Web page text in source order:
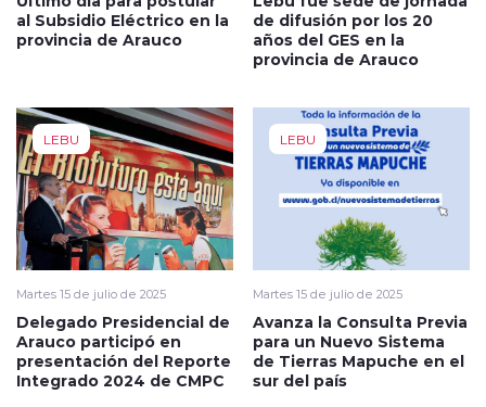
al Subsidio Eléctrico en la
provincia de Arauco
de difusión por los 20
años del GES en la
provincia de Arauco
LEBU
Martes 15 de julio de 2025
Delegado Presidencial de
Arauco participó en
presentación del Reporte
Integrado 2024 de CMPC
LEBU
Martes 15 de julio de 2025
Avanza la Consulta Previa
para un Nuevo Sistema
de Tierras Mapuche en el
sur del país